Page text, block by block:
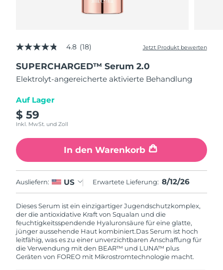
4.8
5
Sternen,
Durchschnittswert
Bewertung.
Read
18
Reviews.
auf
derselben
Seite.
4.8 (18) Jetzt Produkt bewerten
SUPERCHARGED™ Serum 2.0
Elektrolyt-angereicherte aktivierte Behandlung
Auf Lager
$ 59
Inkl. MwSt. und Zoll
In den Warenkorb
Ausliefern: US Erwartete Lieferung: 8/12/26
Dieses Serum ist ein einzigartiger Jugendschutzkomplex,
der die antioxidative Kraft von Squalan und die
feuchtigkeitsspendende Hyaluronsäure für eine glatte,
jünger aussehende Haut kombiniert.Das Serum ist hoch
leitfähig, was es zu einer unverzichtbaren Anschaffung für
die Verwendung mit den BEAR™ und LUNA™ plus
Geräten von FOREO mit Mikrostromtechnologie macht.